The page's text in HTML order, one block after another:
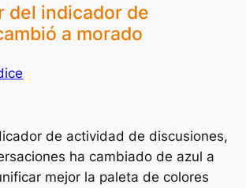
del indicador de
a morado
de actividad de discusiones,
ha cambiado de azul a
mejor la paleta de colores